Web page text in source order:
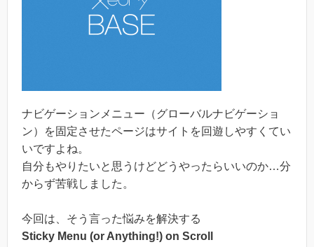
ナビゲーションメニュー（グローバルナビゲーショ
ン）を固定させたページはサイトを回遊しやすくてい
いですよね。
自分もやりたいと思うけどどうやったらいいのか…分
からず苦戦しました。
今回は、そう言った悩みを解決する
Sticky Menu (or Anything!) on Scroll